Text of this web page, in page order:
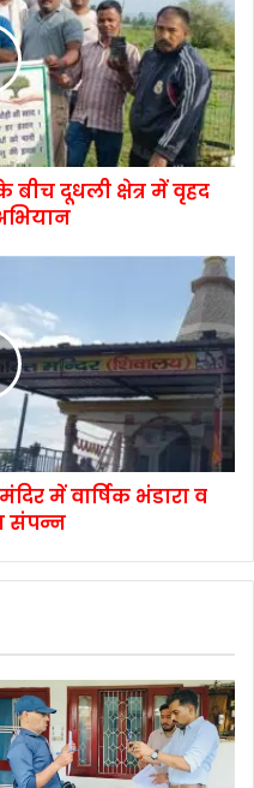
दूधली क्षेत्र में वृहद
में वार्षिक भंडारा व
संपन्न